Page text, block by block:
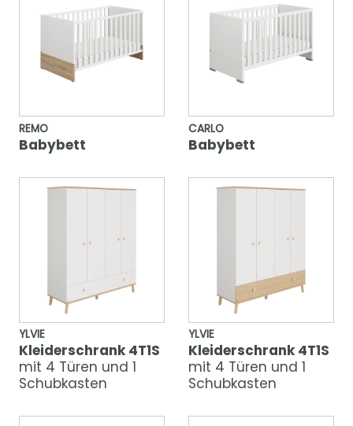
REMO
Babybett
CARLO
Babybett
YLVIE
Kleiderschrank 4T1S
mit 4 Türen und 1
Schubkasten
YLVIE
Kleiderschrank 4T1S
mit 4 Türen und 1
Schubkasten